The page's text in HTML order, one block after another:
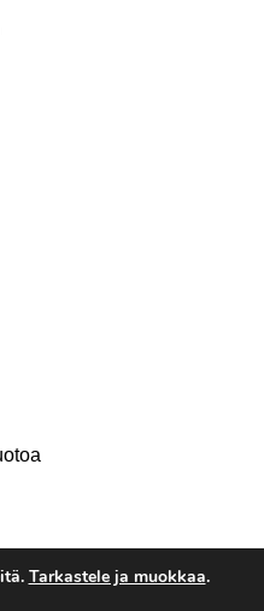
uuteen välilehteen
uuteen välilehteen
välilehteen
välilehteen
Tarkastele ja muokkaa.